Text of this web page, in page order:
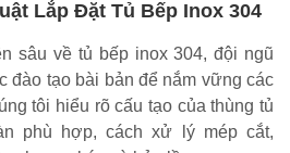
Lắp Đặt Tủ Bếp Inox 304
sâu về tủ bếp inox 304, đội ngũ
đào tạo bài bản để nắm vững các
tôi hiểu rõ cấu tạo của thùng tủ
phù hợp, cách xử lý mép cắt,